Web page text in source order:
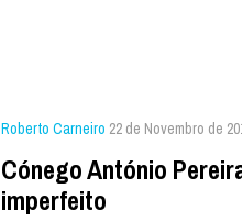
Roberto Carneiro 22 de Novembro de
Cónego António
imperfeito